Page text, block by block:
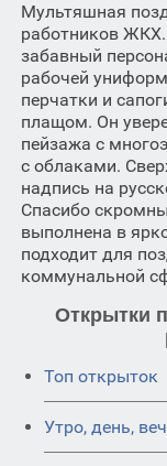
Мультяшная
работников
забавный
рабочей
перчатки и
плащом. Он
пейзажа с
с облаками.
надпись на
Спасибо
выполнена в
подходит для
коммунальной
Открытки
Топ открыток
Утро, день,